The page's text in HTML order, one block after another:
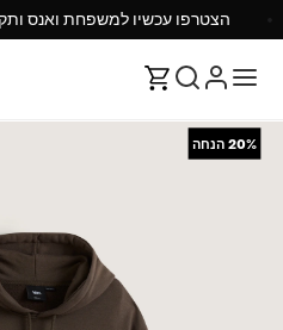
הצטרפו עכשיו למשפחת ואנס ותקבלו
20% הנחה